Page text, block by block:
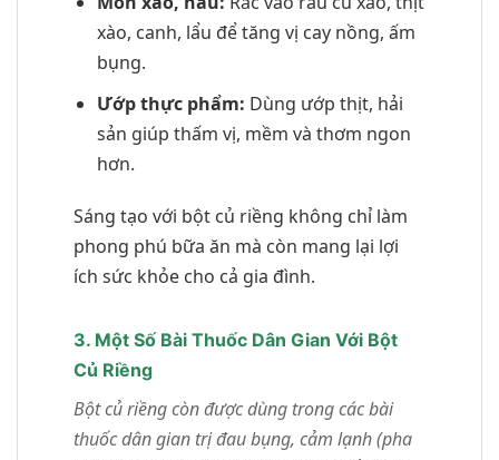
xào, canh, lẩu để tăng vị cay nồng, ấm
bụng.
Ướp thực phẩm: Dùng ướp thịt, hải
sản giúp thấm vị, mềm và thơm ngon
hơn.
Sáng tạo với bột củ riềng không chỉ làm
phong phú bữa ăn mà còn mang lại lợi
ích sức khỏe cho cả gia đình.
3. Một Số Bài Thuốc Dân Gian Với Bột
Củ Riềng
Bột củ riềng còn được dùng trong các bài
thuốc dân gian trị đau bụng, cảm lạnh (pha